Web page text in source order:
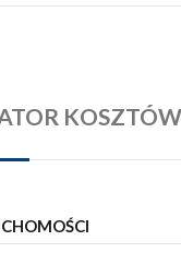
KOSZTÓW